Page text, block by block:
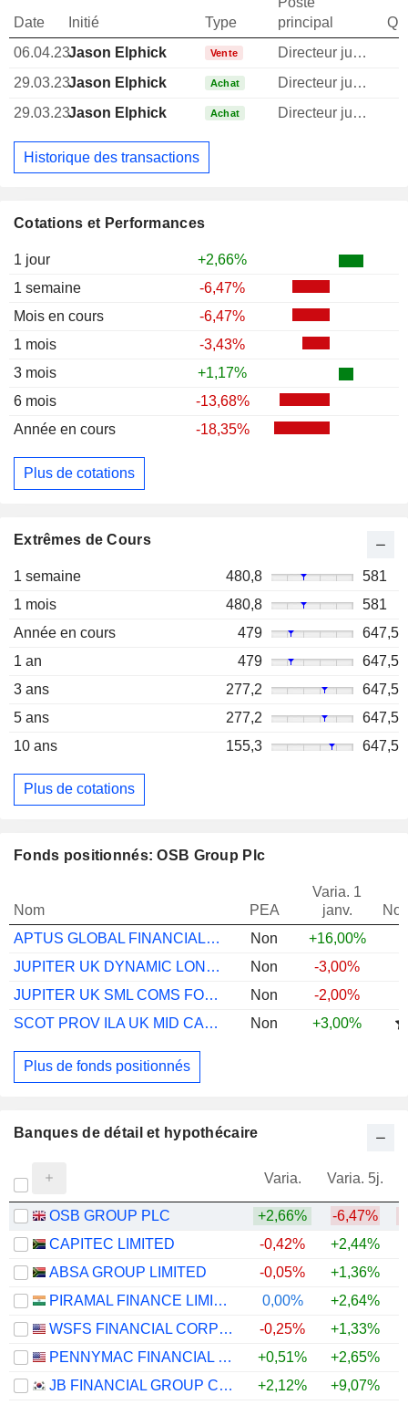
Cotations et Performances
1 jour
+2,66%
1 semaine
-6,47%
Mois en cours
-6,47%
1 mois
-3,43%
3 mois
+1,17%
6 mois
-13,68%
Année en cours
-18,35%
Plus de cotations
Extrêmes de Cours
1 semaine 480,8
581
1 mois
480,8
581
Année en cours
479
647,5
1 an
479
647,5
3 ans
277,2
647,5
5 ans
277,2
647,5
10 ans
155,3 647,5
Plus de cotations
Date Initié Type
principal
06.04.23Jason Elphick Vente Directeur juridique
29.03.23Jason Elphick Achat Directeur juridique
29.03.23Jason Elphick Achat Directeur juridique
Historique des transactions
Fonds positionnés: OSB Group Plc
Nom PEA
Varia. 1
janv.
APTUS GLOBAL FINANCIALS A GBP ACC
Non
+16,00%
JUPITER UK DYNAMIC LONG SHORT EQ I £ INC
Non
-3,00%
JUPITER UK SML COMS FOCUS I GBP INC
Non
-2,00%
SCOT PROV ILA UK MID CAP FUND
Non +3,00%
Plus de fonds positionnés
Banques de détail et hypothécaire
Varia. Varia. 5j.
OSB GROUP PLC +2,66% -6,47%
CAPITEC LIMITED
-0,42% +2,44%
ABSA GROUP LIMITED
-0,05% +1,36%
PIRAMAL FINANCE LIMITED
0,00%
+2,64%
WSFS FINANCIAL CORPORATION
-0,25% +1,33%
PENNYMAC FINANCIAL SERVICES, INC.
+0,51% +2,65%
JB FINANCIAL GROUP CO., LTD.
+2,12% +9,07%